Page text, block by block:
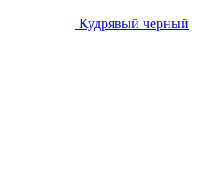
Кудрявый черный